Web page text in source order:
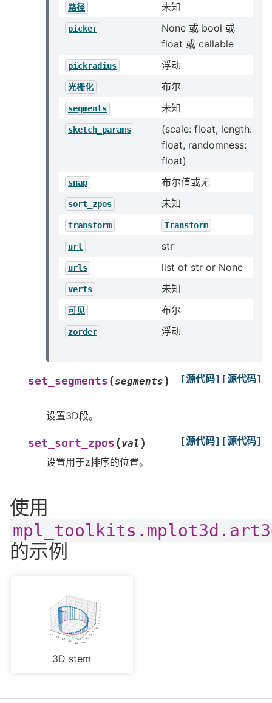
路径 未知
picker
None 或 bool 或
float 或 callable
pickradius 浮动
光栅化 布尔
segments 未知
sketch_params
(scale: float, length:
float, randomness:
float)
snap 布尔值或无
sort_zpos 未知
transform Transform
url str
urls list of str or None
verts 未知
可见 布尔
zorder 浮动
set_segments (segments ) [源代码]
[源代码]
设置3D段。
set_sort_zpos (val ) [源代码]
[源代码]
设置用于z排序的位置。
使用
的示例
3D stem